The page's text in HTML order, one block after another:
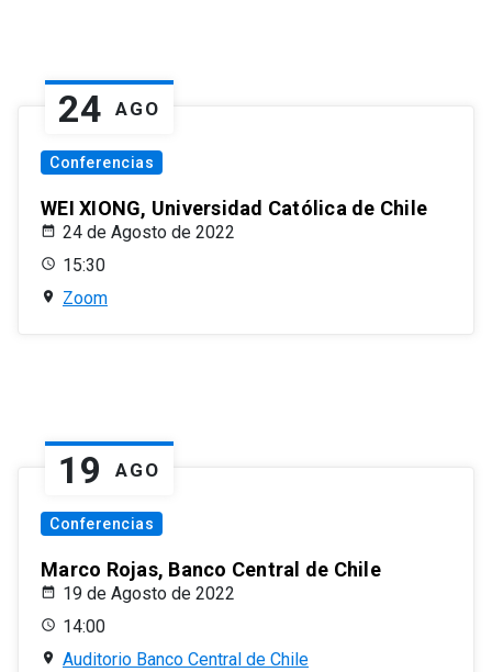
24 AGO
Conferencias
WEI XIONG, Universidad Católica de Chile
24 de Agosto de 2022
15:30
Zoom
19 AGO
Conferencias
Marco Rojas, Banco Central de Chile
19 de Agosto de 2022
14:00
Auditorio Banco Central de Chile